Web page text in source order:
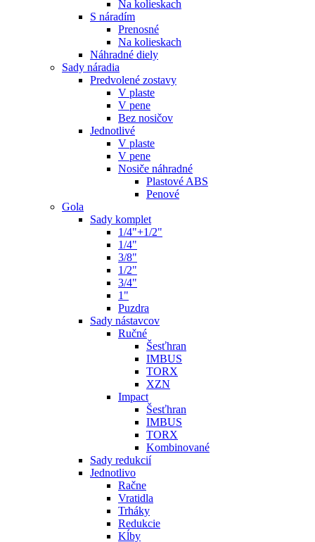
Na kolieskach
S náradím
Prenosné
Na kolieskach
Náhradné diely
Sady náradia
Predvolené zostavy
V plaste
V pene
Bez nosičov
Jednotlivé
V plaste
V pene
Nosiče náhradné
Plastové ABS
Penové
Gola
Sady komplet
1/4"+1/2"
1/4"
3/8"
1/2"
3/4"
1"
Puzdra
Sady nástavcov
Ručné
Šesťhran
IMBUS
TORX
XZN
Impact
Šesťhran
IMBUS
TORX
Kombinované
Sady redukcií
Jednotlivo
Račne
Vratidla
Trháky
Redukcie
Kĺby